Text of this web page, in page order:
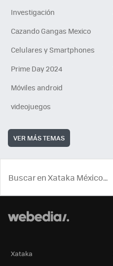
Investigación
Cazando Gangas Mexico
Celulares y Smartphones
Prime Day 2024
Móviles android
videojuegos
VER MÁS TEMAS
Xataka